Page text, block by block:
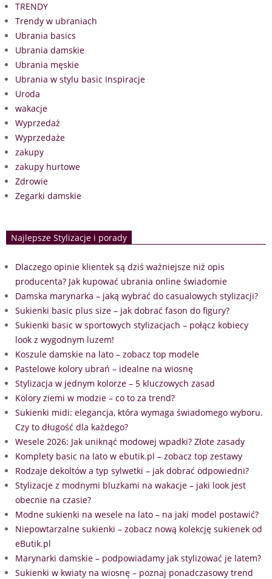
TRENDY
Trendy w ubraniach
Ubrania basics
Ubrania damskie
Ubrania męskie
Ubrania w stylu basic Inspiracje
Uroda
wakacje
Wyprzedaż
Wyprzedaże
zakupy
zakupy hurtowe
Zdrowie
Zegarki damskie
Najlepsze Stylizacje i porady
Dlaczego opinie klientek są dziś ważniejsze niż opis
producenta? Jak kupować ubrania online świadomie
Damska marynarka – jaką wybrać do casualowych stylizacji?
Sukienki basic plus size – jak dobrać fason do figury?
Sukienki basic w sportowych stylizacjach – połącz kobiecy
look z wygodnym luzem!
Koszule damskie na lato – zobacz top modele
Pastelowe kolory ubrań – idealne na wiosnę
Stylizacja w jednym kolorze – 5 kluczowych zasad
Kolory ziemi w modzie – co to za trend?
Sukienki midi: elegancja, która wymaga świadomego wyboru.
Czy to długość dla każdego?
Wesele 2026: Jak uniknąć modowej wpadki? Złote zasady
Komplety basic na lato w ebutik.pl – zobacz top zestawy
Rodzaje dekoltów a typ sylwetki – jak dobrać odpowiedni?
Stylizacje z modnymi bluzkami na wakacje – jaki look jest
obecnie na czasie?
Modne sukienki na wesele na lato – na jaki model postawić?
Niepowtarzalne sukienki – zobacz nową kolekcję sukienek od
eButik.pl
Marynarki damskie – podpowiadamy jak stylizować je latem?
Sukienki w kwiaty na wiosnę – poznaj ponadczasowy trend